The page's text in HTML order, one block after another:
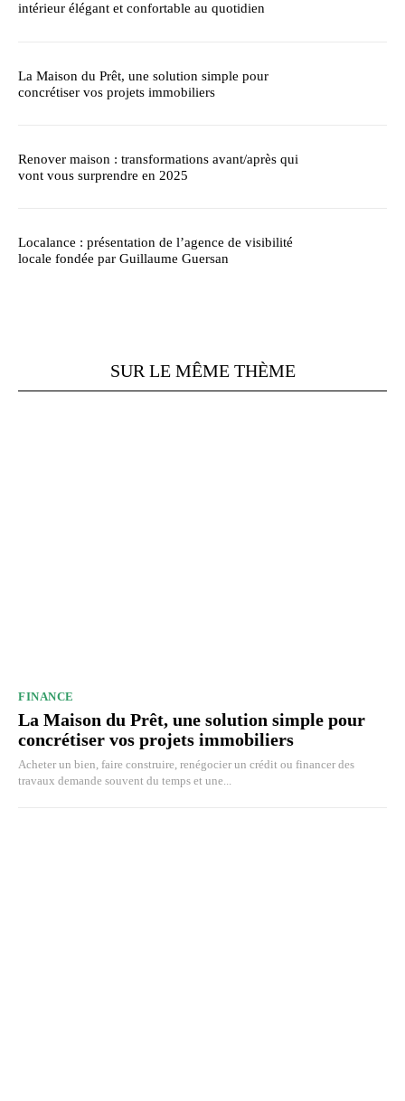
intérieur élégant et confortable au quotidien
La Maison du Prêt, une solution simple pour
concrétiser vos projets immobiliers
Renover maison : transformations avant/après qui
vont vous surprendre en 2025
Localance : présentation de l’agence de visibilité
locale fondée par Guillaume Guersan
SUR LE MÊME THÈME
FINANCE
La Maison du Prêt, une solution simple pour
concrétiser vos projets immobiliers
Acheter un bien, faire construire, renégocier un crédit ou financer des
travaux demande souvent du temps et une...